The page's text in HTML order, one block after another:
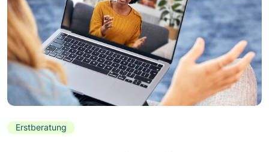
Erstberatung